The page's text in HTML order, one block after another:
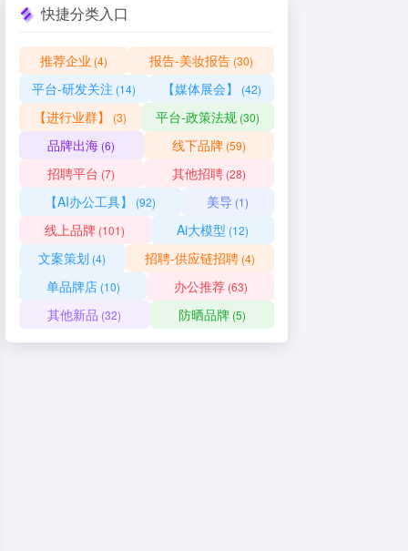
快捷分类入口
推荐企业 (4) 报告-美妆报告 (30)
平台-研发关注 (14) 【媒体展会】 (42)
【进行业群】 (3) 平台-政策法规 (30)
品牌出海 (6) 线下品牌(59)
招聘平台 (7) 其他招聘(28)
【AI办公工具】 (92) 美导 (1)
线上品牌 (101) Ai大模型 (12)
文案策划 (4) 招聘-供应链招聘(4)
单品牌店(10) 办公推荐(63)
其他新品 (32) 防晒品牌(5)